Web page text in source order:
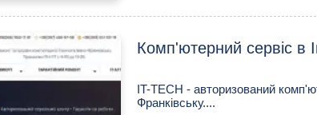
Комп'ютерний сервіс в
IT-TECH - авторизований
Франківську....